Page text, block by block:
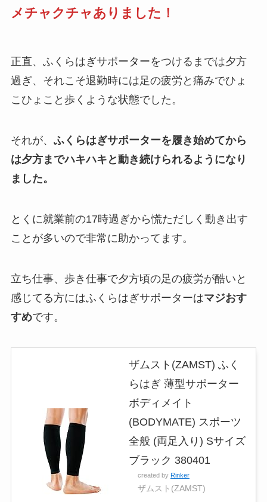
メチャクチャありました！
正直、ふくらはぎサポーターをつけるまでは夕方
過ぎ、それこそ退勤時には足の疲労と痛みでひょ
こひょこと歩くような状態でした。
それが、 ふくらはぎサポーターを履き始めてから
は夕方までハキハキと動き続けられるようになり
ました。
とくに就業前の17時過ぎから慌ただしく動き出す
ことが多いので非常に助かってます。
立ち仕事、歩き仕事で夕方頃の足の疲労が酷いと
感じてる方にはふくらはぎサポーターはマジおす
すめです。
ザムスト(ZAMST) ふく
らはぎ 薄型サポーター
ボディメイト
(BODYMATE) スポーツ
全般 (両足入り) Sサイズ
ブラック 380401
created by Rinker
ザムスト(ZAMST)